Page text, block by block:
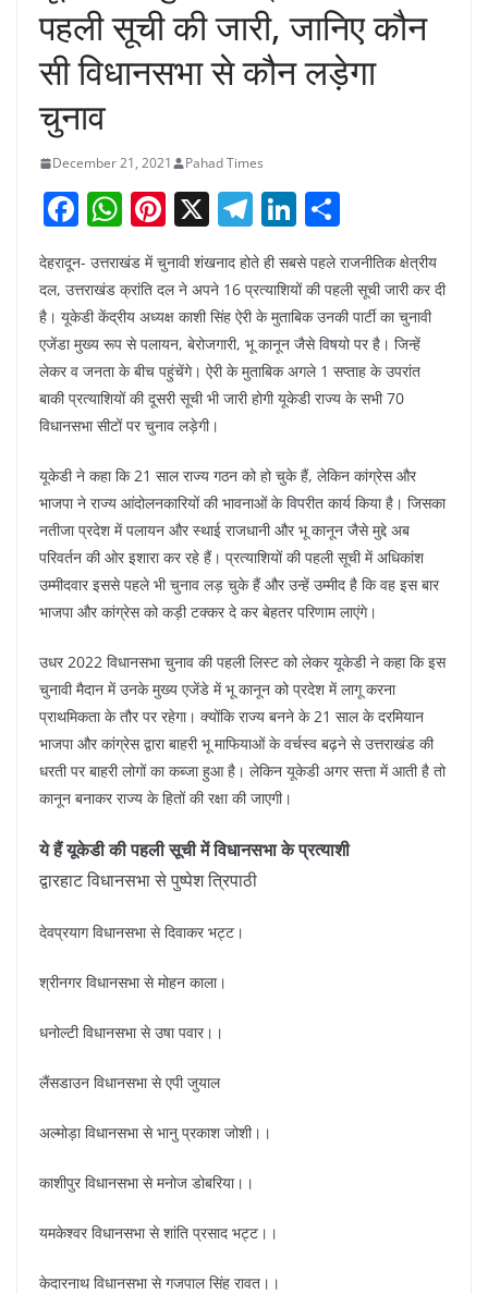
पहली सूची की जारी, जानिए कौन
सी विधानसभा से कौन लड़ेगा
चुनाव
December 21, 2021 Pahad Times
F
c
e
b
o
o
W
h
at
s
A
p
p
Pi
nt
er
e
st
X T
el
e
gr
a
m
Li
n
k
e
dI
n
ar
e
देहरादून- उत्तराखंड में चुनावी शंखनाद होते ही सबसे पहले राजनीतिक क्षेत्रीय
दल, उत्तराखंड क्रांति दल ने अपने 16 प्रत्याशियों की पहली सूची जारी कर दी
है। यूकेडी केंद्रीय अध्यक्ष काशी सिंह ऐरी के मुताबिक उनकी पार्टी का चुनावी
एजेंडा मुख्य रूप से पलायन, बेरोजगारी, भू कानून जैसे विषयो पर है। जिन्हें
लेकर व जनता के बीच पहुंचेंगे। ऐरी के मुताबिक अगले 1 सप्ताह के उपरांत
बाकी प्रत्याशियों की दूसरी सूची भी जारी होगी यूकेडी राज्य के सभी 70
विधानसभा सीटों पर चुनाव लड़ेगी।
यूकेडी ने कहा कि 21 साल राज्य गठन को हो चुके हैं, लेकिन कांग्रेस और
भाजपा ने राज्य आंदोलनकारियों की भावनाओं के विपरीत कार्य किया है। जिसका
नतीजा प्रदेश में पलायन और स्थाई राजधानी और भू कानून जैसे मुद्दे अब
परिवर्तन की ओर इशारा कर रहे हैं। प्रत्याशियों की पहली सूची में अधिकांश
उम्मीदवार इससे पहले भी चुनाव लड़ चुके हैं और उन्हें उम्मीद है कि वह इस बार
भाजपा और कांग्रेस को कड़ी टक्कर दे कर बेहतर परिणाम लाएंगे।
उधर 2022 विधानसभा चुनाव की पहली लिस्ट को लेकर यूकेडी ने कहा कि इस
चुनावी मैदान में उनके मुख्य एजेंडे में भू कानून को प्रदेश में लागू करना
प्राथमिकता के तौर पर रहेगा। क्योंकि राज्य बनने के 21 साल के दरमियान
भाजपा और कांग्रेस द्वारा बाहरी भू माफियाओं के वर्चस्व बढ़ने से उत्तराखंड की
धरती पर बाहरी लोगों का कब्जा हुआ है। लेकिन यूकेडी अगर सत्ता में आती है तो
कानून बनाकर राज्य के हितों की रक्षा की जाएगी।
ये हैं यूकेडी की पहली सूची में विधानसभा के प्रत्याशी
द्वारहाट विधानसभा से पुष्पेश त्रिपाठी
देवप्रयाग विधानसभा से दिवाकर भट्ट।
श्रीनगर विधानसभा से मोहन काला।
धनोल्टी विधानसभा से उषा पवार।।
लैंसडाउन विधानसभा से एपी जुयाल
अल्मोड़ा विधानसभा से भानु प्रकाश जोशी।।
काशीपुर विधानसभा से मनोज डोबरिया।।
यमकेश्वर विधानसभा से शांति प्रसाद भट्ट।।
केदारनाथ विधानसभा से गजपाल सिंह रावत।।